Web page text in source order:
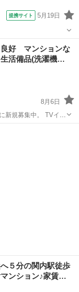
提携サイト 5月19日
ション
好 マンションな
活備品(洗濯機…
8月6日
新規募集中。 TVイン
せり。 生活保護者
５分の関内駅徒歩
マンション♪家賃…